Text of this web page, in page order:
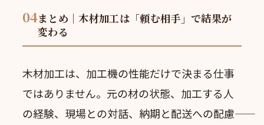
04まとめ｜木材加工は「頼む相手」で結果が
変わる
木材加工は、加工機の性能だけで決まる仕事
ではありません。元の材の状態、加工する人
の経験、現場との対話、納期と配送への配慮――